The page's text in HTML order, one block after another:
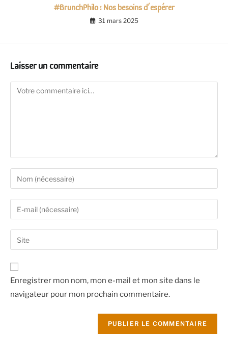
#BrunchPhilo : Nos besoins d’espérer
31 mars 2025
Laisser un commentaire
Enregistrer mon nom, mon e-mail et mon site dans le
navigateur pour mon prochain commentaire.